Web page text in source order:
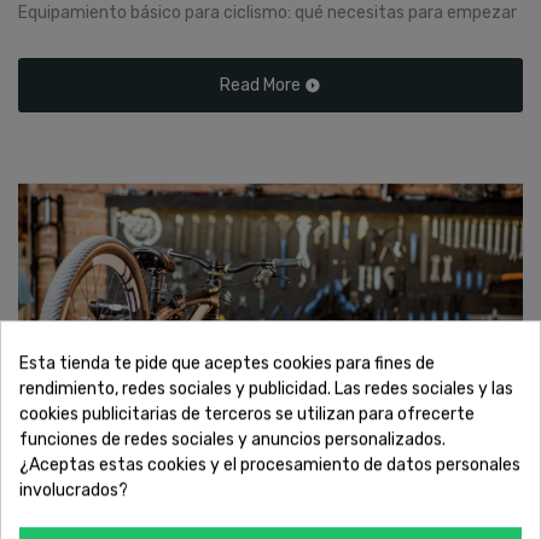
Equipamiento básico para ciclismo: qué necesitas para empezar
Read More
Esta tienda te pide que aceptes cookies para fines de
rendimiento, redes sociales y publicidad. Las redes sociales y las
cookies publicitarias de terceros se utilizan para ofrecerte
funciones de redes sociales y anuncios personalizados.
¿Aceptas estas cookies y el procesamiento de datos personales
involucrados?